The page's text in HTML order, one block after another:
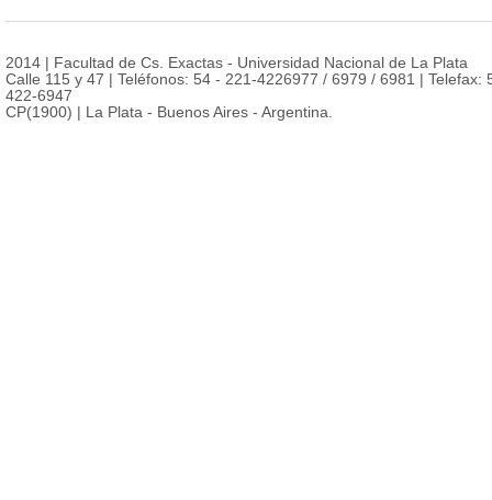
2014 | Facultad de Cs. Exactas - Universidad Nacional de La Plata
Calle 115 y 47 | Teléfonos: 54 - 221-4226977 / 6979 / 6981 | Telefax:
422-6947
CP(1900) | La Plata - Buenos Aires - Argentina.